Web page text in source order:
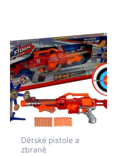
Dětské pistole a
zbraně